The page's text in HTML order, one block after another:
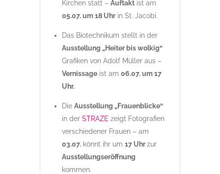
Kirchen statt – Auftaktist am
05.07. um 18 Uhrin St. Jacobi.
Das Biotechnikum stellt in der
Ausstellung „Heiter bis wolkig“
Grafiken von Adolf Müller aus –
Vernissageist am 06.07. um 17
Uhr.
Die Ausstellung „Frauenblicke“
in der STRAZE zeigt Fotografien
verschiedener Frauen – am
03.07.könnt ihr um 17 Uhrzur
Ausstellungseröffnung
kommen.